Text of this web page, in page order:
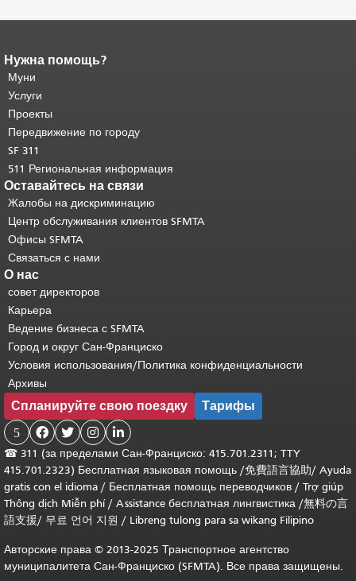
Конец содержимого
страницы.
страницы повторяется на каждой
странице.
основного содержимого .
Нужна помощь?
Муни
Услуги
Проекты
Передвижение по городу
SF 311
511 Региональная информация
Оставайтесь на связи
Жалобы на дискриминацию
Центр обслуживания клиентов SFMTA
Офисы SFMTA
Связаться с нами
О нас
совет директоров
Карьера
Ведение бизнеса с SFMTA
Город и округ Сан-Франциско
Условия использования/Политика конфиденциальности
Архивы
Спланируйте свою поездку Тарифы
5    
☎ 311 (за пределами Сан-Франциско: 415.701.2311; TTY
415.701.2323) Бесплатная языковая помощь /免費語言協助/ Ayuda
gratis con el idioma / Бесплатная помощь переводчиков / Trợ giúp
Thông dịch Miễn phí/ Assistance бесплатная лингвистика /無料の言
語支援/ 무료 언어 지원 / Libreng tulong para sa wikang Filipino
Авторские права © 2013-2025 Транспортное агентство
муниципалитета Сан-Франциско (SFMTA). Все права защищены.